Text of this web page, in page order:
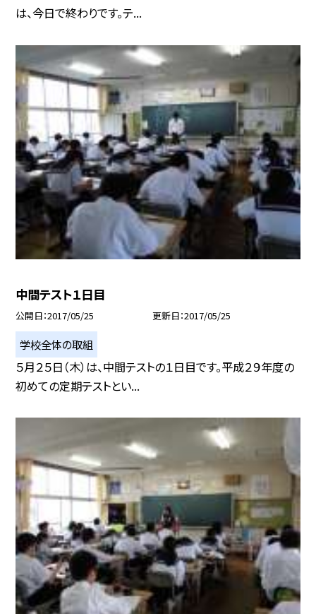
は、今日で終わりです。テ...
中間テスト１日目
公開日 2017/05/25 更新日 2017/05/25
学校全体の取組
５月２５日（木）は、中間テストの１日目です。平成２９年度の
初めての定期テストとい...